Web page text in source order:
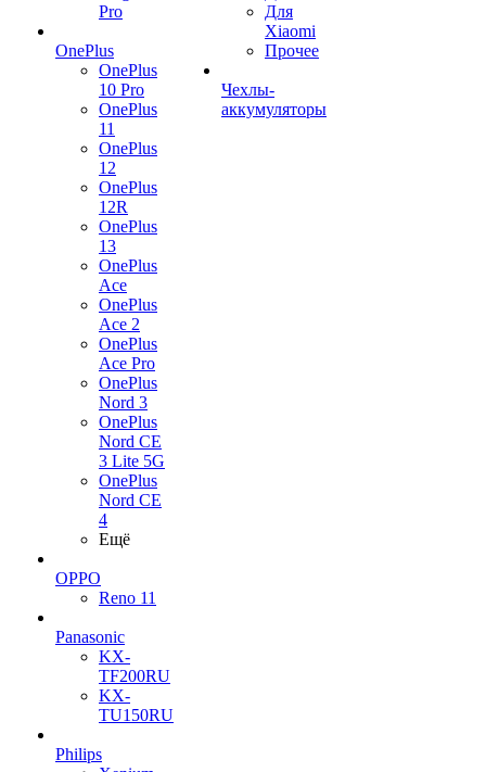
Pro
OnePlus
OnePlus
10 Pro
OnePlus
11
OnePlus
12
OnePlus
12R
OnePlus
13
OnePlus
Ace
OnePlus
Ace 2
OnePlus
Ace Pro
OnePlus
Nord 3
OnePlus
Nord CE
3 Lite 5G
OnePlus
Nord CE
4
Ещё
OPPO
Reno 11
Panasonic
KX-
TF200RU
KX-
TU150RU
Philips
Для
Xiaomi
Прочее
Чехлы-
аккумуляторы